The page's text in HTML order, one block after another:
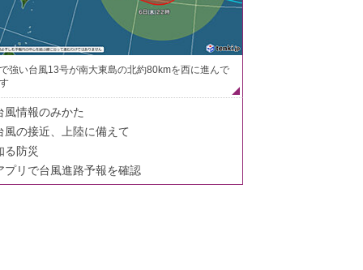
強い台風13号が南大東島の北約80kmを西に進んで
風情報のみかた
風の接近、上陸に備えて
る防災
プリで台風進路予報を確認